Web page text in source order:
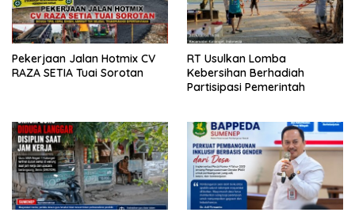
Pekerjaan Jalan Hotmix CV
RAZA SETIA Tuai Sorotan
RT Usulkan Lomba
Kebersihan Berhadiah
Partisipasi Pemerintah